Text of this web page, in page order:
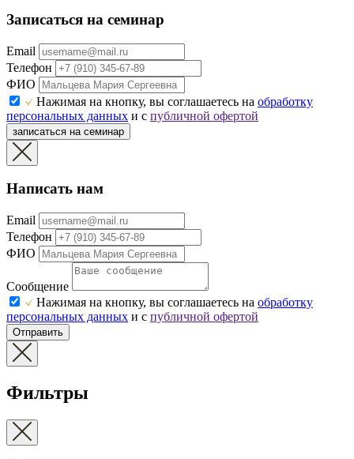
Записаться на семинар
Email
Телефон
ФИО
Нажимая на кнопку, вы соглашаетесь на обработку
персональных данных и с публичной офертой
записаться на семинар
Написать нам
Email
Телефон
ФИО
Сообщение
Нажимая на кнопку, вы соглашаетесь на обработку
персональных данных и с публичной офертой
Отправить
Фильтры